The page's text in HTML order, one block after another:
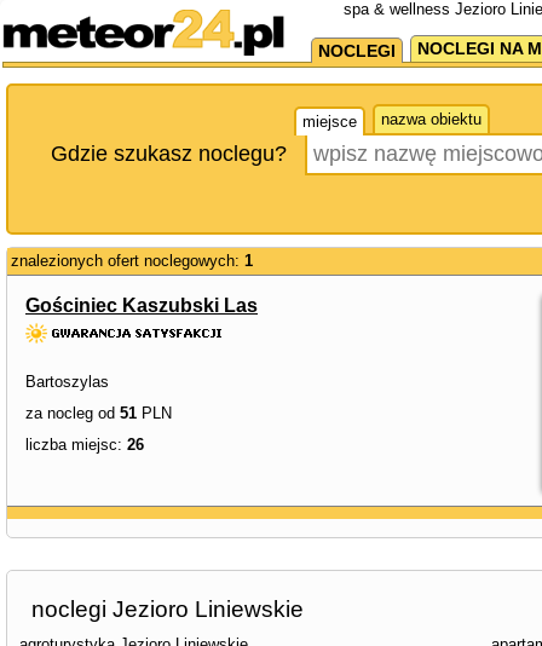
spa & wellness Jezioro
NOCLEGI NOCLEGI NA
miejsce nazwa obiektu
Gdzie szukasz noclegu?
znalezionych ofert noclegowych: 1
Gościniec Kaszubski Las
Bartoszylas
za nocleg od 51 PLN
liczba miejsc: 26
noclegi Jezioro Liniewskie